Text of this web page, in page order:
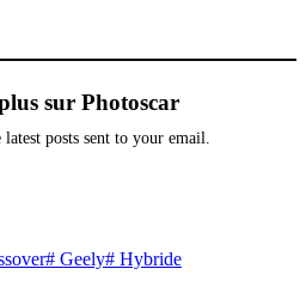
sur Photoscar
latest posts sent to your email.
# Geely# Hybride